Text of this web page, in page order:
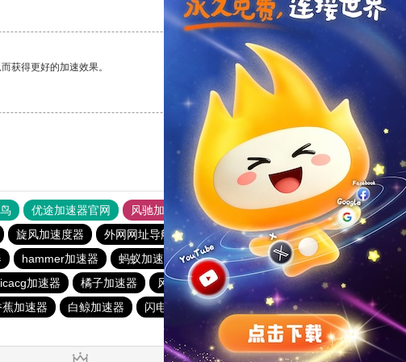
支持[0] 反对[0]
获得更好的加速效果。
支持[0] 反对[0]
优途加速器官网 风驰加速器
旋风加速器
旋风加速度器 外网网址导航 软件中心
飞兔加速器
hammer加速器 蚂蚁加速器 速鹰666
青柠加速器
加速器 橘子加速器 风驰加速器 起飞加速器
起飞加速器
蕉加速器 白鲸加速器 闪电猫加速器
hidecat